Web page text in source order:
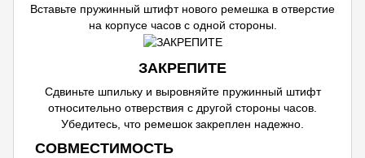
Вставьте пружинный штифт нового ремешка в отверстие
на корпусе часов с одной стороны.
ЗАКРЕПИТЕ
Сдвиньте шпильку и выровняйте пружинный штифт
относительно отверствия с другой стороны часов.
Убедитесь, что ремешок закреплен надежно.
СОВМЕСТИМОСТЬ